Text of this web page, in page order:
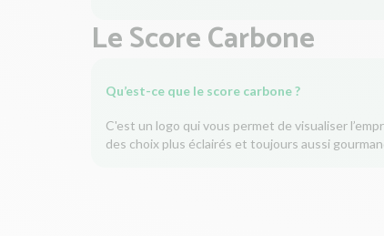
Le Score Carbone
Qu’est-ce que le score carbone ?
C'est un logo qui vous permet de visualiser
des choix plus éclairés et toujours aussi